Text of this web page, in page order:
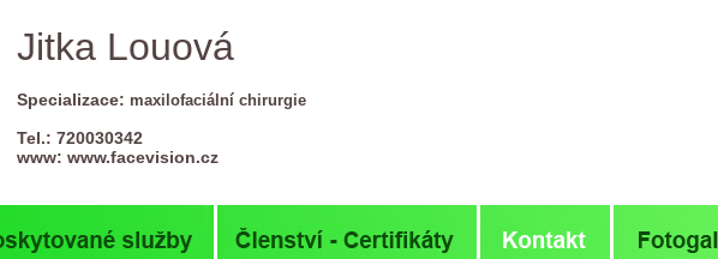
Jitka Louová
Specializace: maxilofaciální chirurgie
Tel.: 720030342
www: www.facevision.cz